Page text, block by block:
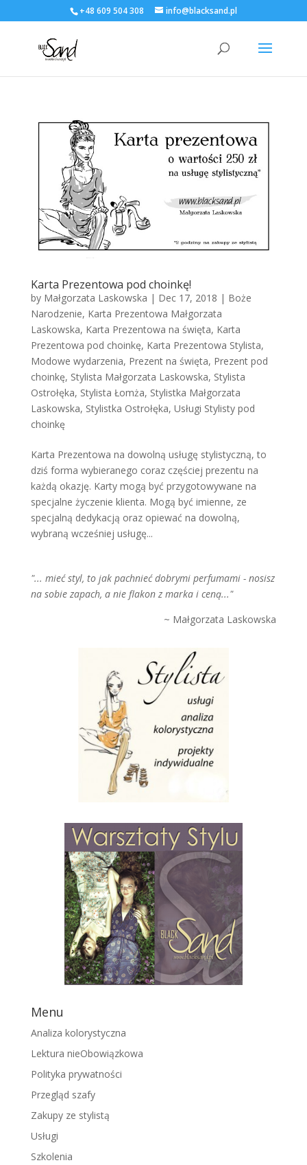
+48 609 504 308 info@blacksand.pl
Karta Prezentowa pod choinkę!
by Małgorzata Laskowska | Dec 17, 2018 | Boże
Narodzenie, Karta Prezentowa Małgorzata
Laskowska, Karta Prezentowa na święta, Karta
Prezentowa pod choinkę, Karta Prezentowa Stylista,
Modowe wydarzenia, Prezent na święta, Prezent pod
choinkę, Stylista Małgorzata Laskowska, Stylista
Ostrołęka, Stylista Łomża, Stylistka Małgorzata
Laskowska, Stylistka Ostrołęka, Usługi Stylisty pod
choinkę
Karta Prezentowa na dowolną usługę stylistyczną, to
dziś forma wybieranego coraz częściej prezentu na
każdą okazję. Karty mogą być przygotowywane na
specjalne życzenie klienta. Mogą być imienne, ze
specjalną dedykacją oraz opiewać na dowolną,
wybraną wcześniej usługę...
"... mieć styl, to jak pachnieć dobrymi perfumami - nosisz
na sobie zapach, a nie flakon z marka i ceną..."
~ Małgorzata Laskowska
Menu
Analiza kolorystyczna
Lektura nieObowiązkowa
Polityka prywatności
Przegląd szafy
Zakupy ze stylistą
Usługi
Szkolenia